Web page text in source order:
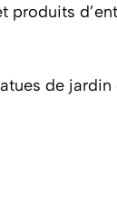
produits
de